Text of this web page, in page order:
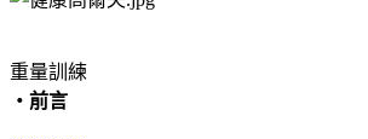
重量訓練
‧前言